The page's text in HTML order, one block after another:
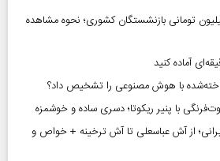
وام ضروری ۷۵ میلیون تومانی بازنشستگان کشوری؛ نحوه مشاهده
با هوش مصنوعی را تشخیص داد؟
با پنیر ریکوتا؛ دسری ساده و خوشمزه
از آش عباسعلی تا آش ترخینه + خواص و